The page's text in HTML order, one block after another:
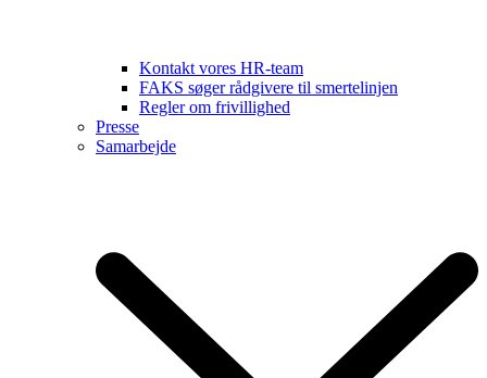
Kontakt vores HR-team
FAKS søger rådgivere til smertelinjen
Regler om frivillighed
Presse
Samarbejde